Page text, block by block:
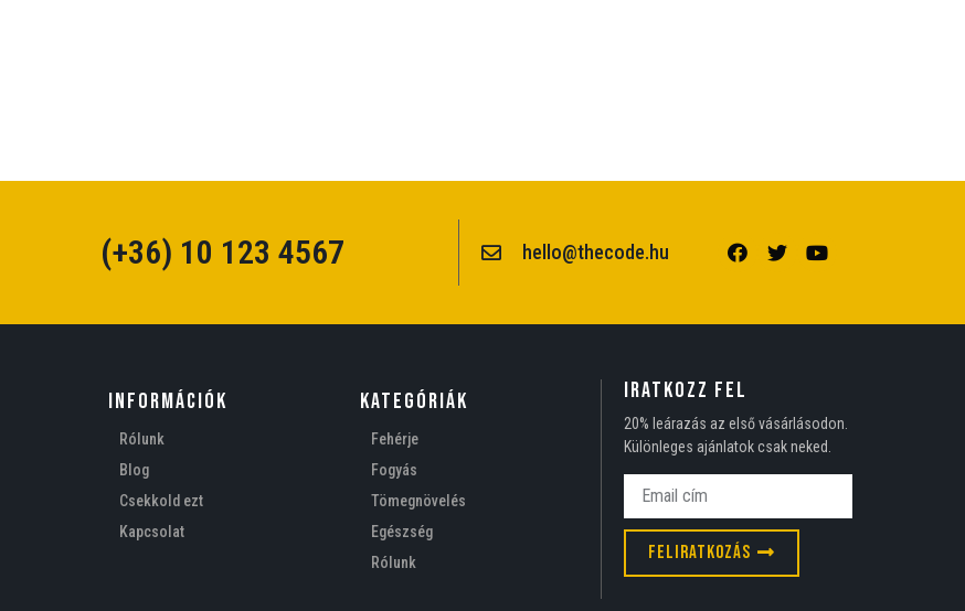
(+36) 10 123 4567 hello@thecode.hu
Információk
Rólunk
Blog
Csekkold ezt
Kapcsolat
Kategóriák
Fehérje
Fogyás
Tömegnövelés
Egészség
Rólunk
Iratkozz fel
20% leárazás az első vásárlásodon.
Különleges ajánlatok csak neked.
Feliratkozás